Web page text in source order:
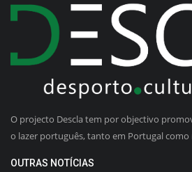
O projecto Descla tem por objectivo
o lazer português, tanto em Portugal
OUTRAS NOTÍCIAS